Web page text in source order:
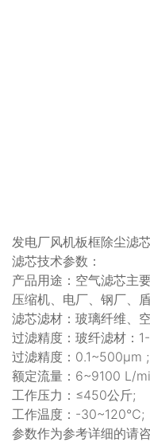
发电厂风机板框除尘
滤芯技术参数：
产品用途：空气滤芯主
压缩机、电厂、钢厂、
滤芯滤材：玻璃纤维、
过滤精度：玻纤滤材：
过滤精度：0.1~500μm ;
额定流量：6~9100 L/
工作压力：≤450公斤;
工作温度：-30~120℃;
参数作为参考详细的请